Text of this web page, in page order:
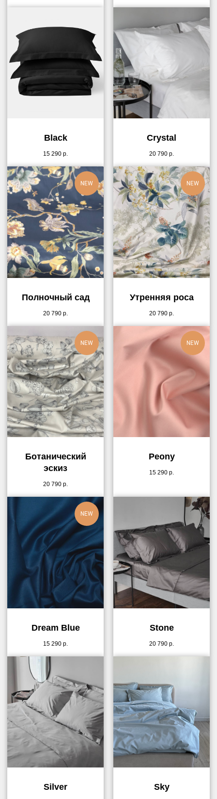
Black
15 290 р.
Crystal
20 790 р.
NEW
Полночный сад
20 790 р.
NEW
Утренняя роса
20 790 р.
NEW
Ботанический
эскиз
20 790 р.
NEW
Peony
15 290 р.
NEW
Dream Blue
15 290 р.
Stone
20 790 р.
Silver Sky